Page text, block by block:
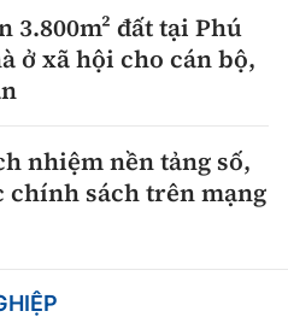
3.800m² đất tại Phú
ở xã hội cho cán bộ,
nhiệm nền tảng số,
chính sách trên mạng